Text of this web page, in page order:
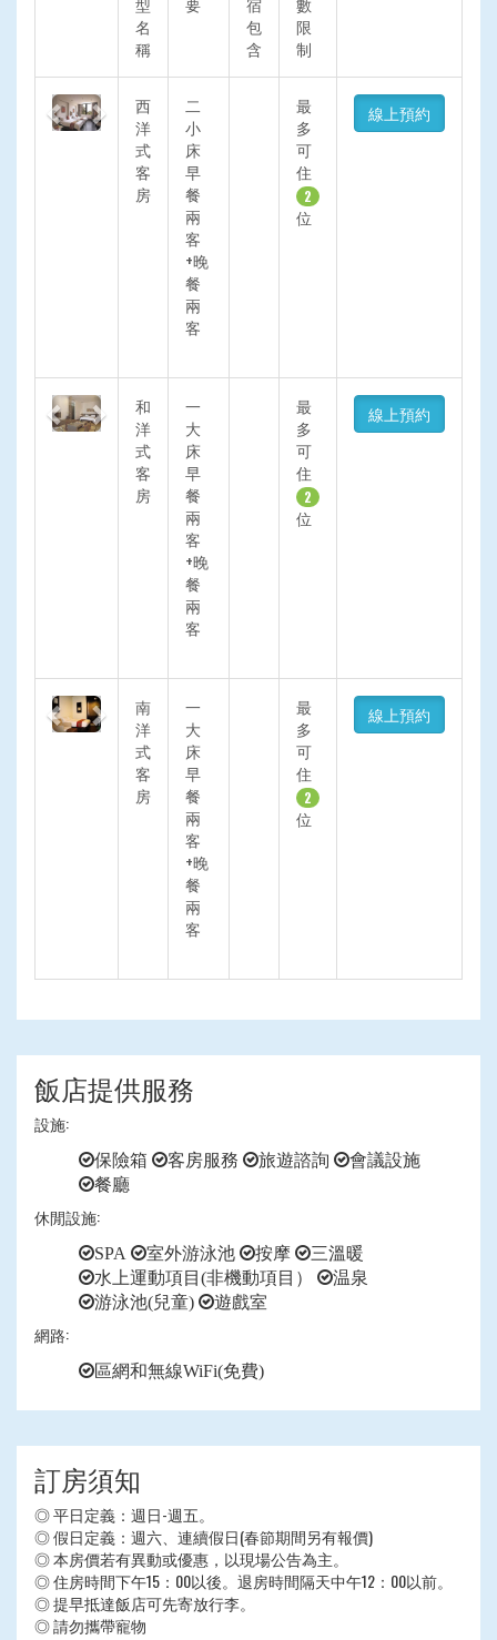
名
稱
包
含
限
制
Previous
Next
西
洋
式
客
房
二
小
床
早
餐
兩
客
+晚
餐
兩
客
最
多
可
住
2
位
線上預約
Previous
Next
和
洋
式
客
房
一
大
床
早
餐
兩
客
+晚
餐
兩
客
最
多
可
住
2
位
線上預約
Previous
Next
南
洋
式
客
房
一
大
床
早
餐
兩
客
+晚
餐
兩
客
最
多
可
住
2
位
線上預約
飯店提供服務
設施:
保險箱 客房服務 旅遊諮詢
會議設施
餐廳
休閒設施:
SPA 室外游泳池 按摩
三溫暖
水上運動項目(非機動項目）
温泉
游泳池(兒童)
遊戲室
網路:
區網和無線WiFi(免費)
訂房須知
◎ 平日定義：週日-週五。
◎ 假日定義：週六、連續假日(春節期間另有報價)
◎ 本房價若有異動或優惠，以現場公告為主。
◎ 住房時間下午15：00以後。退房時間隔天中午12：00以前。
◎ 提早抵達飯店可先寄放行李。
◎ 請勿攜帶寵物